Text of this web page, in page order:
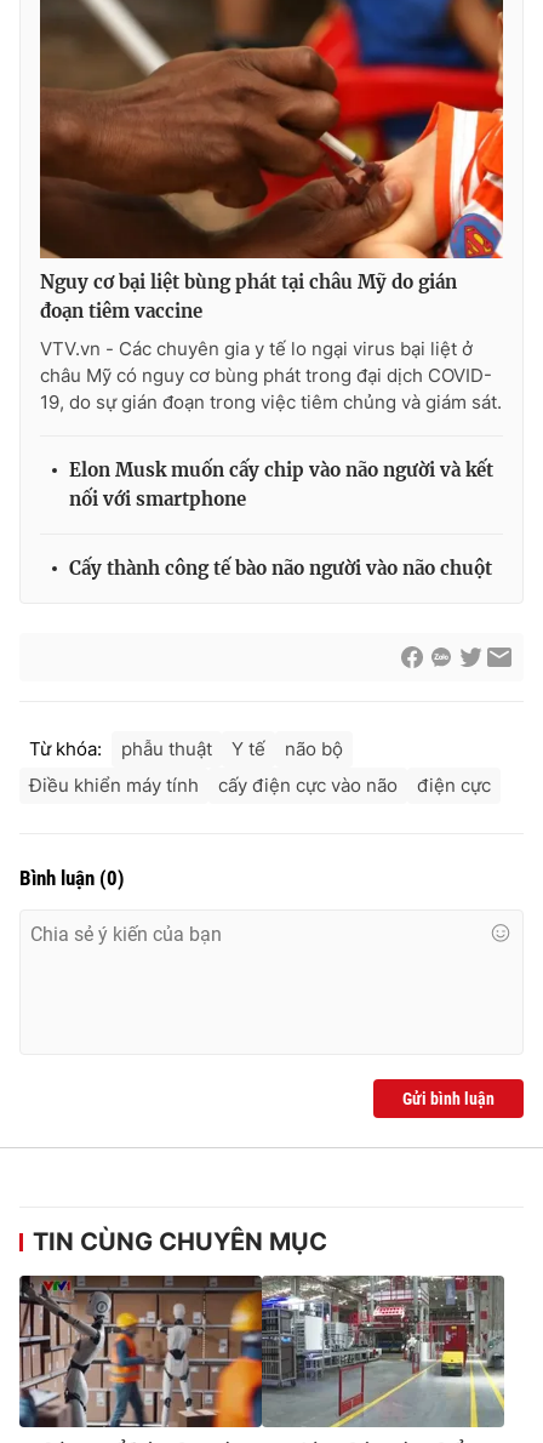
Ðiện thoại Thời báo VTV:
024.66 897 897
toasoan@vtv.vn
Liên hệ quảng cáo:
024-7300.7108
thông tin từ website này.
Nguy cơ bại liệt bùng phát tại châu Mỹ do gián
đoạn tiêm vaccine
VTV.vn - Các chuyên gia y tế lo ngại virus bại liệt ở
châu Mỹ có nguy cơ bùng phát trong đại dịch COVID-
19, do sự gián đoạn trong việc tiêm chủng và giám sát.
Elon Musk muốn cấy chip vào não người và kết
nối với smartphone
Cấy thành công tế bào não người vào não chuột
Từ khóa: phẫu thuật Y tế
não bộ
Điều khiển máy tính
cấy điện cực vào não điện cực
Bình luận (0)
Gửi bình luận
TIN CÙNG CHUYÊN MỤC